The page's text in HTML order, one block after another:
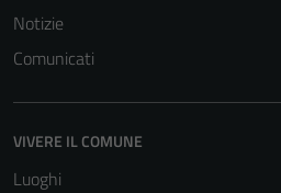
Notizie
Comunicati
VIVERE IL COMUNE
Luoghi